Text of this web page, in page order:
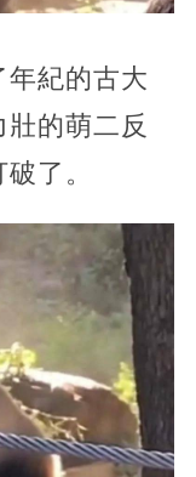
年紀的古大
的萌二反
了。